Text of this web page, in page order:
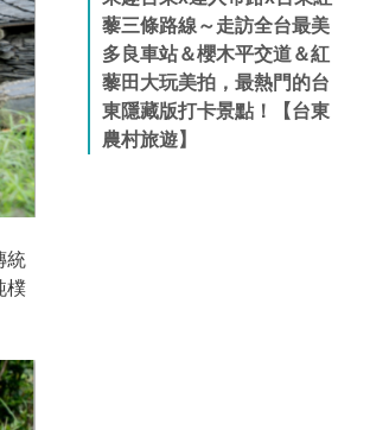
統
樸
藜三條路線～走訪全台最美
多良車站＆櫻木平交道＆紅
藜田大玩美拍，最熱門的台
東隱藏版打卡景點！【台東
農村旅遊】